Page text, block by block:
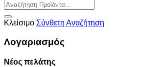
Κλείσιμο Σύνθετη Αναζήτηση
Λογαριασμός
Νέος πελάτης